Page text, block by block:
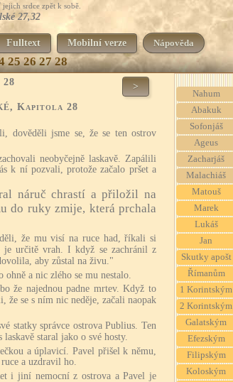
srdce zpět k sobě.
27,32
Fulltext Mobilní verze Nápověda
25 26 27 28
>
, Kapitola 28
dověděli jsme se, že se ten ostrov
neobyčejně laskavě. Zapálili
k ní pozvali, protože začalo pršet a
náruč chrastí a přiložil na
do ruky zmije, která prchala
že mu visí na ruce had, říkali si
je určitě vrah. I když se zachránil z
aby zůstal na živu."
ohně a nic zlého se mu nestalo.
že najednou padne mrtev. Když to
že se s ním nic neděje, začali naopak
statky správce ostrova Publius. Ten
staral jako o své hosty.
a úplavicí. Pavel přišel k němu,
a uzdravil ho.
i jiní nemocní z ostrova a Pavel je
Nahum
Abakuk
Sofonjáš
Ageus
Zacharjáš
Malachiáš
Matouš
Marek
Lukáš
Jan
Skutky apošt
Římanům
1 Korintským
2 Korintským
Galatským
Efezským
Filipským
Koloským